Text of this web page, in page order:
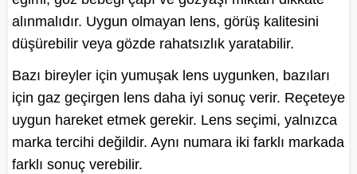
alınmalıdır. Uygun olmayan lens, görüş kalitesini
düşürebilir veya gözde rahatsızlık yaratabilir.
Bazı bireyler için yumuşak lens uygunken, bazıları
için gaz geçirgen lens daha iyi sonuç verir. Reçeteye
uygun hareket etmek gerekir. Lens seçimi, yalnızca
marka tercihi değildir. Aynı numara iki farklı markada
farklı sonuç verebilir.